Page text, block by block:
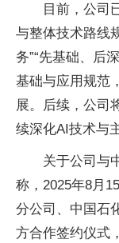
目前，公司
与整体技术路线
务”“先基础、后
基础与应用规范
展。后续，公司
续深化AI技术与
关于公司与
称，2025年8月
分公司、中国石
方合作签约仪式